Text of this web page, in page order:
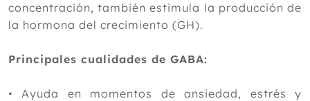
concentración, también estimula la producción de
la hormona del crecimiento (GH).
Principales cualidades de GABA:
•
Ayuda en momentos de ansiedad, estrés y